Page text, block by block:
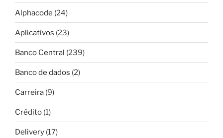
Alphacode (24)
Aplicativos (23)
Banco Central (239)
Banco de dados (2)
Carreira (9)
Crédito (1)
Delivery (17)